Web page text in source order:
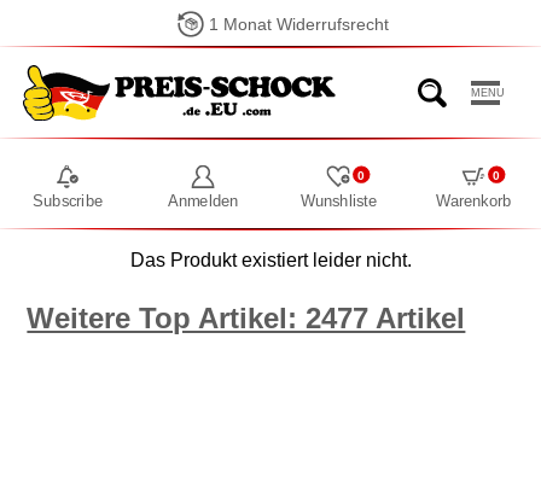
1 Monat Widerrufsrecht
MENU
Subscribe Anmelden Wunshliste
0
Warenkorb
0
Das Produkt existiert leider nicht.
Weitere Top Artikel: 2477 Artikel